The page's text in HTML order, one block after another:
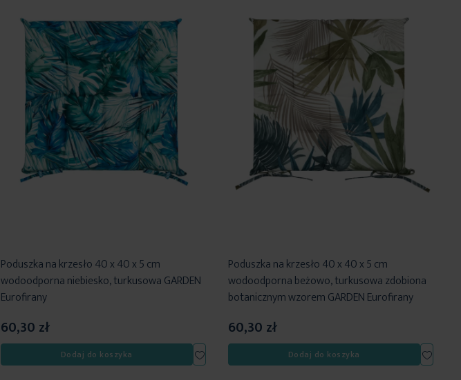
Poduszka na krzesło 40 x 40 x 5 cm
wodoodporna niebiesko, turkusowa GARDEN
Eurofirany
60,30 zł
Dodaj do koszyka
Dodaj
do
Poduszka na krzesło 40 x 40 x 5 cm
wodoodporna beżowo, turkusowa zdobiona
botanicznym wzorem GARDEN Eurofirany
60,30 zł
Dodaj do koszyka
Dodaj
do